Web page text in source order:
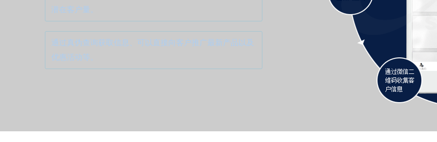
潜在客户量。
通过真伪查询获取信息、可以直接向客户推广最新产品以及
优惠活动等。